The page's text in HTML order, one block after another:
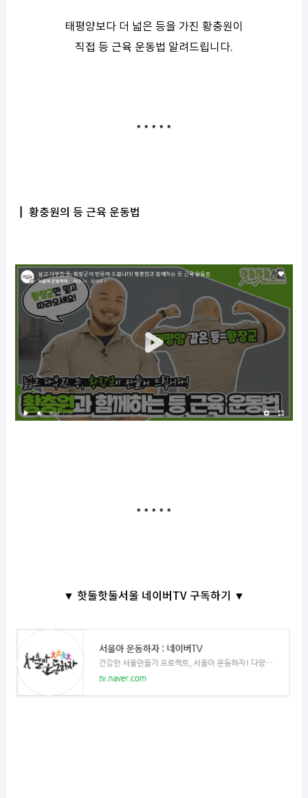
태평양보다 더 넓은 등을 가진 황충원이
직접 등 근육 운동법 알려드립니다.
* * * * *
┃ 황충원의 등 근육 운동법
* * * * *
▼ 핫둘핫둘서울 네이버TV 구독하기 ▼